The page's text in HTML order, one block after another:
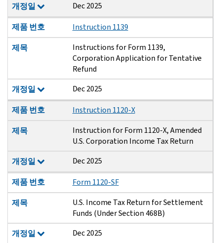
개정일
Dec 2025
제품 번호
Instruction 1139
제목
Instructions for Form 1139,
Corporation Application for Tentative
Refund
개정일
Dec 2025
제품 번호
Instruction 1120-X
제목
Instruction for Form 1120-X, Amended
U.S. Corporation Income Tax Return
개정일
Dec 2025
제품 번호
Form 1120-SF
제목
U.S. Income Tax Return for Settlement
Funds (Under Section 468B)
개정일
Dec 2025